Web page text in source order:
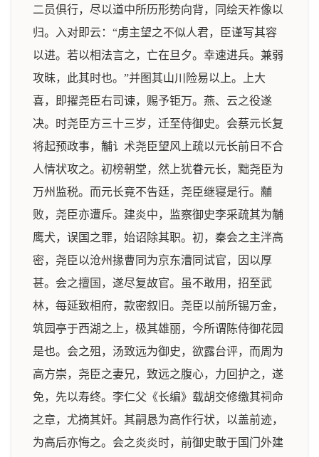
二员俱行，尽以道中所历形势向背，同绘天祚像以
归。入对即云：“虏主望之不似人君，臣谨写其容
以进。若以相法言之，亡在旦夕。幸速进兵。兼弱
攻昧，此其时也。”并图其山川险易以上。上大
喜，即擢尧臣右司谏，赐予钜万。燕、云之役遂
决。时尧臣方三十三岁，迁至侍御史。会蔡元长复
将起预政事，黼讠术尧臣望风上疏以元长前日不合
人情状攻之。初榜朝堂，然上犹眷元长，黜尧臣为
万州监税。而元长竟不告廷，尧臣继寝是行。黼
败，尧臣亦遭斥。建炎中，监察御史李采疏其为黼
鹰犬，误国之罪，始诏除其职。初，秦会之主泮高
密，尧臣以沧州掾曹同为京东漕同试官，因以厚
甚。会之擅国，遂尽复故官。虽不敢用，招至武
林，每延致相府，款密叙旧。尧臣以前所锡万金，
筑园亭于西湖之上，极其雄丽，今所谓陈侍御花园
是也。会之殂，汤致远为御史，欲露台评，而周为
高方崇，尧臣之妻兄，致远之腹心，力回护之，遂
免，先以寿终。李仁父《长编》载胡交修缴其祠命
之章，尤摘其奸。其嗣恳为高作行状，以盖前迹，
为高后亦悔之。会之炎炎时，前御史敢于国门外建